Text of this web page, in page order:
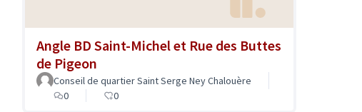
Angle BD Saint-Michel et Rue des Buttes
de Pigeon
Conseil de quartier Saint Serge Ney Chalouère
0
0